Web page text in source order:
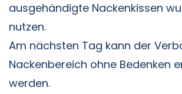
ausgehändigte Nackenkissen
nutzen.
Am nächsten Tag kann der
Nackenbereich ohne Bedenken
werden.